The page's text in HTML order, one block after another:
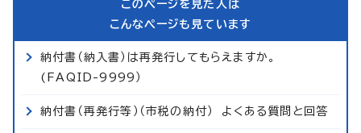
このページを見た人は
こんなページも見ています
納付書（納入書）は再発行してもらえますか。
(FAQID-9999）
納付書（再発行等）（市税の納付） よくある質問と回答